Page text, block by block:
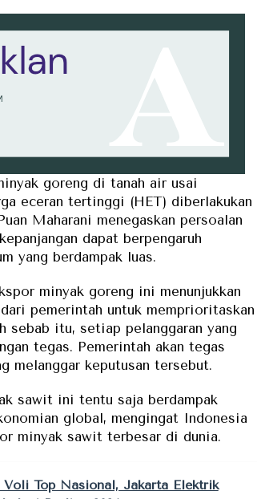
goreng di tanah air usai
eceran tertinggi (HET) diberlakukan
Maharani menegaskan persoalan
dapat berpengaruh
yang berdampak luas.
minyak goreng ini menunjukkan
pemerintah untuk memprioritaskan
sebab itu, setiap pelanggaran yang
tegas. Pemerintah akan tegas
melanggar keputusan tersebut.
sawit ini tentu saja berdampak
global, mengingat Indonesia
minyak sawit terbesar di dunia.
Top Nasional, Jakarta Elektrik